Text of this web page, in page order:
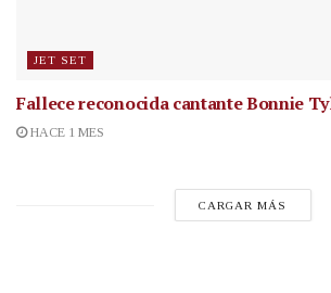
JET SET
Fallece reconocida cantanteBonnie
HACE 1 MES
CARGAR MÁS